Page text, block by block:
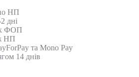
НП
дні
ФОП
НП
та Mono Pay
14 днів